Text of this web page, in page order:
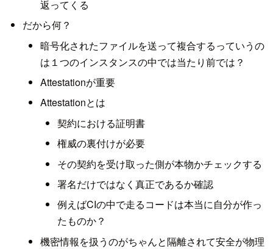
返ってくる
だから何？
暗号化されたファイルを送って複合するっていうの
は１つのインスタンスの中では当たり前では？
Attestationが重要
Attestationとは
契約における証明書
権威の裏付けが必要
その契約を受け取った側が本物かチェックする
署名だけではなく真正であるか確認
例えばCIの中で走るコードは本当に自分が作っ
たものか？
機密情報を扱うのがちゃんと隔離されて安全が物理